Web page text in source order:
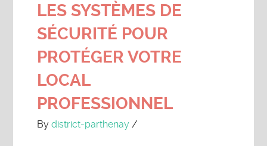
LES SYSTÈMES DE
SÉCURITÉ POUR
PROTÉGER VOTRE
LOCAL
PROFESSIONNEL
Bydistrict-parthenay /